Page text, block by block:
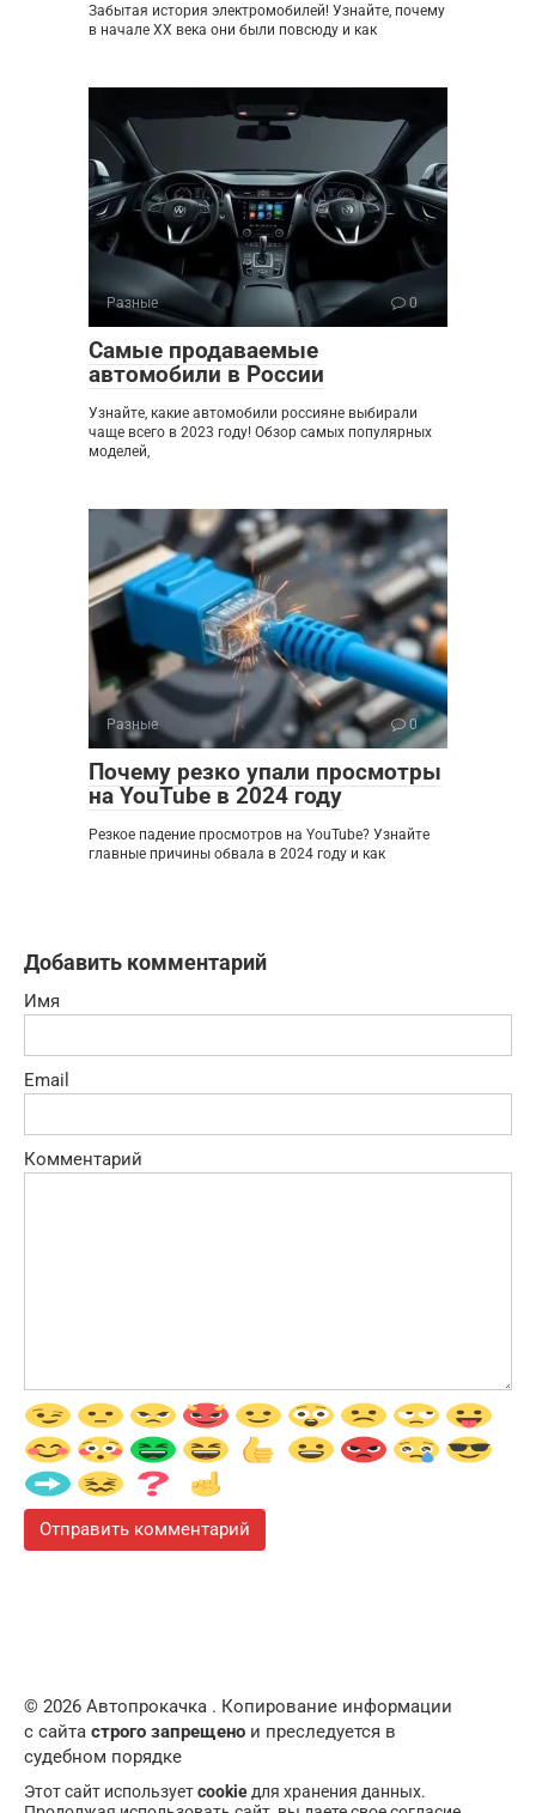
Забытая история электромобилей! Узнайте, почему
в начале XX века они были повсюду и как
Разные 0
Самые продаваемые
автомобили в России
Узнайте, какие автомобили россияне выбирали
чаще всего в 2023 году! Обзор самых популярных
моделей,
Разные 0
Почему резко упали просмотры
на YouTube в 2024 году
Резкое падение просмотров на YouTube? Узнайте
главные причины обвала в 2024 году и как
Добавить комментарий
Имя
Email
Комментарий
© 2026 Автопрокачка . Копирование информации
с сайта строго запрещено и преследуется в
судебном порядке
Этот сайт используетcookieдля хранения данных.